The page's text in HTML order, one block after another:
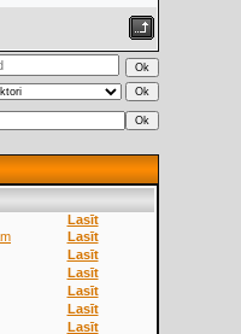
Lasīt
Lasīt
Lasīt
Lasīt
Lasīt
Lasīt
Lasīt